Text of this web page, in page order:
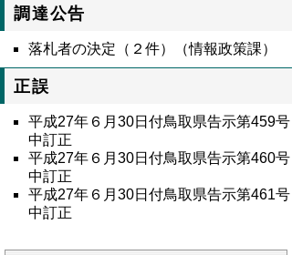
調達公告
落札者の決定（２件）（情報政策課）
正誤
平成27年６月30日付鳥取県告示第459号
中訂正
平成27年６月30日付鳥取県告示第460号
中訂正
平成27年６月30日付鳥取県告示第461号
中訂正